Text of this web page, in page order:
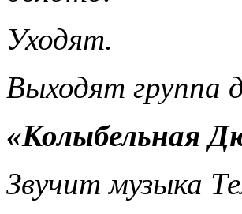
Уходят.
Выходят группа
«Колыбельная
Звучит музыка